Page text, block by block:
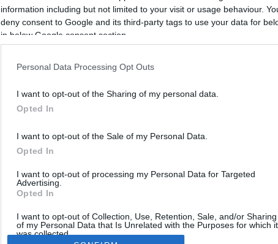
information including but not limited to your visit or usage behaviour.
deny consent to Google and its third-party tags to use your data for
in below Google consent section.
Personal Data Processing Opt Outs
I want to opt-out of the Sharing of my personal data.
Opted In
I want to opt-out of the Sale of my Personal Data.
Opted In
I want to opt-out of processing my Personal Data for Targeted
Advertising.
Opted In
I want to opt-out of Collection, Use, Retention, Sale, and/or Sharing
of my Personal Data that Is Unrelated with the Purposes for which it
was collected.